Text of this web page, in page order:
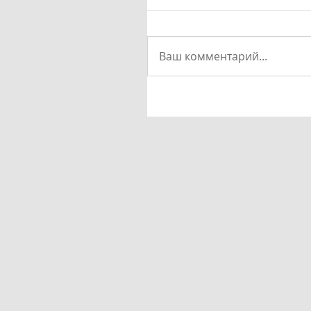
Ваш комментарий...